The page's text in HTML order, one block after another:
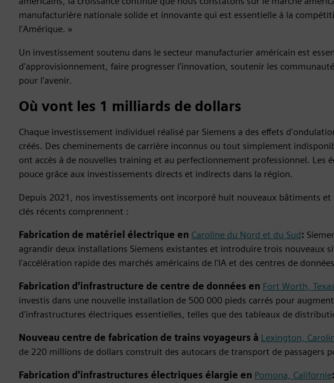
manufacturière nationale solide et innovante qui est essentielle à la
l'Amérique. »
Un investissement soutenu dans le secteur manufacturier américain est
d'approvisionnement, faire progresser l'innovation, soutenir les
pour l'avenir.
Où vont les 1 milliards de dollars
Chaque investissement individuel réalisé par Siemens a des effets
créés. Des cheminements de carrière inconnus ou tout simplement
ont accès à de nouvelles training et au perfectionnement professionnel. Les
pouce grâce aux investissements directs et indirects dans la région.
Depuis 2021, nos investissements ont incorporé huit nouveaux bâtiments et
clés récents comprennent :
Fabrication de matériel électrique en Caroline du Nord et du Sud:
agrandir deux installations Siemens existantes et introduire trois nouveaux
l'accélération rapide des marchés américains de l'IA et des centres de
Fabrication d'infrastructure de centre de données en Fort Worth, Texas
investis dans une nouvelle installation de 500 000 pieds carrés pour
d'infrastructures électriques essentielles, telles que des tableaux de
Nouveau centre de fabrication de trains voyageurs à Lexington,
de 220 millions de dollars construit des autocars de transport de passagers
Fabrication d'infrastructures électriques élargie en Pomona, Californie: